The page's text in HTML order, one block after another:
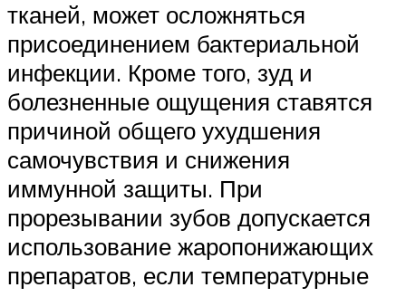
тканей, может осложняться
присоединением бактериальной
инфекции. Кроме того, зуд и
болезненные ощущения ставятся
причиной общего ухудшения
самочувствия и снижения
иммунной защиты. При
прорезывании зубов допускается
использование жаропонижающих
препаратов, если температурные